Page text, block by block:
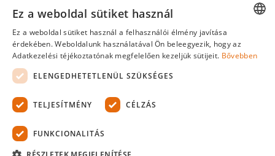
Hírlevél feliratkozás
Általános szerződési feltételek
Adatvédelmi tájékoztató
Felelősségvállalási nyilatkozat
Tanúsítványok
2026 Minden jog fenntartva.
ENGLISH
Ez a weboldal sütiket használ
Ez a weboldal sütiket használ a felhasználói élmény javítása
érdekében. Weboldalunk használatával Ön beleegyezik, hogy az
Adatkezelési téjékoztatónak megfelelően kezeljük sütijeit. Bővebben
ELENGEDHETETLENÜL SZÜKSÉGES
TELJESÍTMÉNY CÉLZÁS
FUNKCIONALITÁS